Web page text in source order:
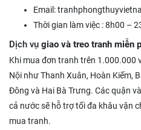
Email:
Thời gian làm việc : 8h00 –
Dịch vụ giao và treo tranh miễn
Khi mua đơn tranh trên 1.000.000
Nội như Thanh Xuân, Hoàn Kiếm,
Đông và Hai Bà Trưng. Các quận
cả nước sẽ hỗ trợ tối đa khâu vận
mua tranh.